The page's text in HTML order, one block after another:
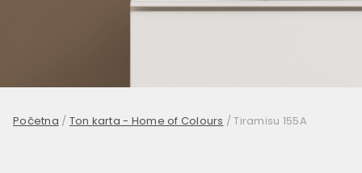
Početna / Ton karta - Home of Colours /Tiramisu 155A